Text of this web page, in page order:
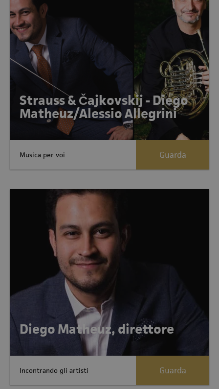
Strauss & Čajkovskij - Diego
Matheuz/Alessio Allegrini
Musica per voi Guarda
Diego Matheuz, direttore
Incontrando gli artisti Guarda